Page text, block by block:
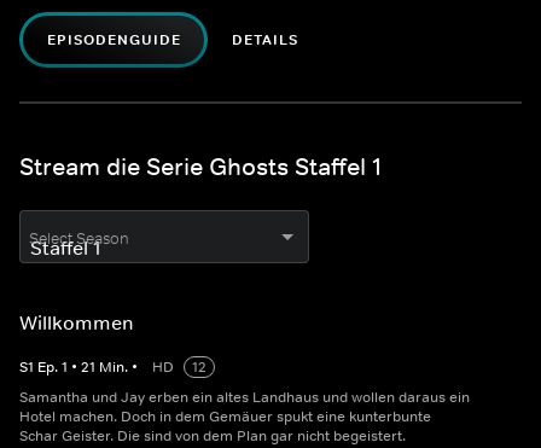
EPISODENGUIDE DETAILS
Stream die Serie Ghosts Staffel 1
Select Season
Willkommen
S1 Ep.1 • 21 Min. • HD
12
Samantha und Jay erben ein altes Landhaus und wollen daraus ein
Hotel machen. Doch in dem Gemäuer spukt eine kunterbunte
Schar Geister. Die sind von dem Plan gar nicht begeistert.